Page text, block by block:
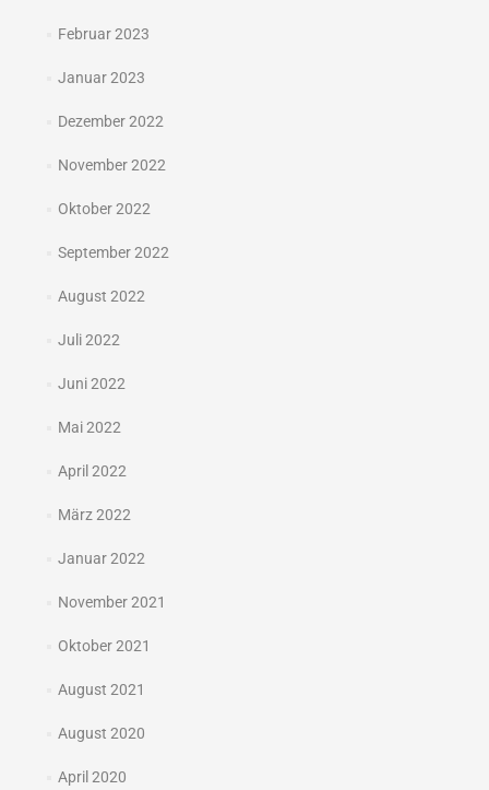
Februar 2023
Januar 2023
Dezember 2022
November 2022
Oktober 2022
September 2022
August 2022
Juli 2022
Juni 2022
Mai 2022
April 2022
März 2022
Januar 2022
November 2021
Oktober 2021
August 2021
August 2020
April 2020